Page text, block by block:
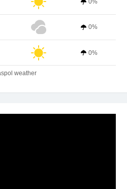
0%
0%
0%
weather